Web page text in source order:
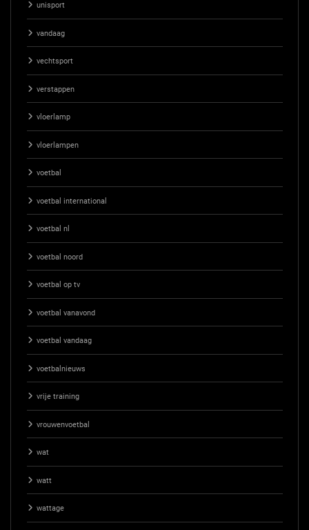
unisport
vandaag
vechtsport
verstappen
vloerlamp
vloerlampen
voetbal
voetbal international
voetbal nl
voetbal noord
voetbal op tv
voetbal vanavond
voetbal vandaag
voetbalnieuws
vrije training
vrouwenvoetbal
wat
watt
wattage